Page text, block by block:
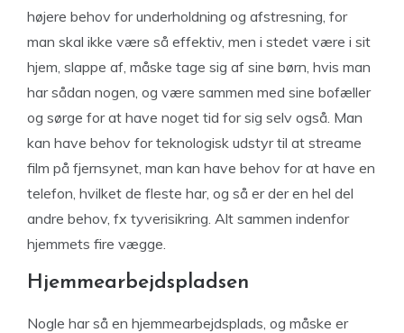
højere behov for underholdning og afstresning, for
man skal ikke være så effektiv, men i stedet være i sit
hjem, slappe af, måske tage sig af sine børn, hvis man
har sådan nogen, og være sammen med sine bofæller
og sørge for at have noget tid for sig selv også. Man
kan have behov for teknologisk udstyr til at streame
film på fjernsynet, man kan have behov for at have en
telefon, hvilket de fleste har, og så er der en hel del
andre behov, fx tyverisikring. Alt sammen indenfor
hjemmets fire vægge.
Hjemmearbejdspladsen
Nogle har så en hjemmearbejdsplads, og måske er